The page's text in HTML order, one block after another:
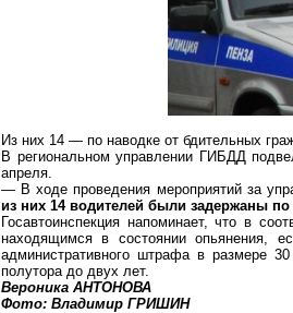
Из них 14 — по наводке от бдительных
В региональном управлении ГИБДД
апреля.
— В ходе проведения мероприятий за
из них 14 водителей были задержаны
Госавтоинспекция напоминает, что в
находящимся в состоянии опьянения,
административного штрафа в размере
полутора до двух лет.
Вероника АНТОНОВА
Фото: Владимир ГРИШИН